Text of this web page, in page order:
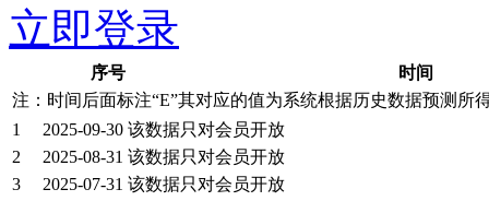
立即登录
序号
时间
注：时间后面标注“E”其对应的值为系统根据历史数据预测所
1
2025-09-30 该数据只对会员开放
2
2025-08-31 该数据只对会员开放
3
2025-07-31 该数据只对会员开放